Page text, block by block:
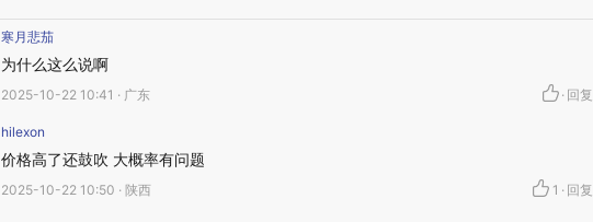
寒月悲茄
为什么这么说啊
2025-10-22 10:41 · 广东 · 回复
hilexon
价格高了还鼓吹 大概率有问题
2025-10-22 10:50 · 陕西 1 · 回复